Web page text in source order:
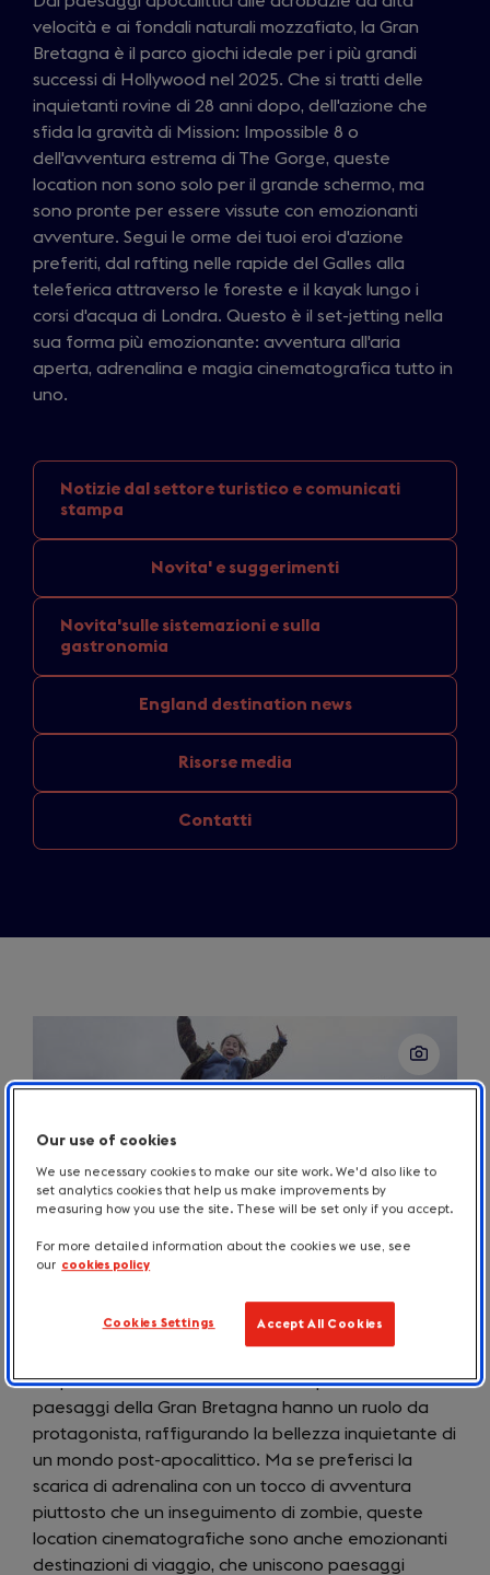
velocità e ai fondali naturali mozzafiato, la Gran
Bretagna è il parco giochi ideale per i più grandi
successi di Hollywood nel 2025. Che si tratti delle
inquietanti rovine di 28 anni dopo, dell'azione che
sfida la gravità di Mission: Impossible 8 o
dell'avventura estrema di The Gorge, queste
location non sono solo per il grande schermo, ma
sono pronte per essere vissute con emozionanti
avventure. Segui le orme dei tuoi eroi d'azione
preferiti, dal rafting nelle rapide del Galles alla
teleferica attraverso le foreste e il kayak lungo i
corsi d'acqua di Londra. Questo è il set-jetting nella
sua forma più emozionante: avventura all'aria
aperta, adrenalina e magia cinematografica tutto in
uno.
Notizie dal settoreturistico e comunicati
stampa
Novita' e suggerimenti
Novita'sulle sistemazioni e sulla
gastronomia
England destination news
Risorse media
Contatti
l’inquietante brivido dell’horror di sopravvivenza e i
paesaggi della Gran Bretagna hanno un ruolo da
protagonista, raffigurando la bellezza inquietante di
un mondo post-apocalittico. Ma se preferisci la
scarica di adrenalina con un tocco di avventura
piuttosto che un inseguimento di zombie, queste
location cinematografiche sono anche emozionanti
destinazioni di viaggio, che uniscono paesaggi
Our use of cookies
We use necessary cookies to make our site work. We'd also like to
set analytics cookies that help us make improvements by
measuring how you use the site. These will be set only if you accept.
For more detailed information about the cookies we use, see
our cookies policy
Cookies Settings Accept All Cookies